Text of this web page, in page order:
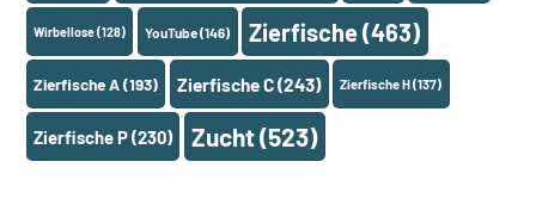
Wirbellose(128) YouTube(146) Zierfische(463)
Zierfische A(193) Zierfische C(243) Zierfische H(137)
Zierfische P(230) Zucht(523)